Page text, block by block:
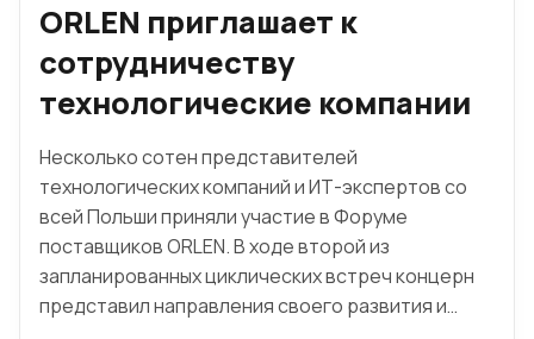
ORLEN приглашает к
сотрудничеству
технологические компании
Несколько сотен представителей
технологических компаний и ИТ-экспертов со
всей Польши приняли участие в Форуме
поставщиков ORLEN. В ходе второй из
запланированных циклических встреч концерн
представил направления своего развития и…